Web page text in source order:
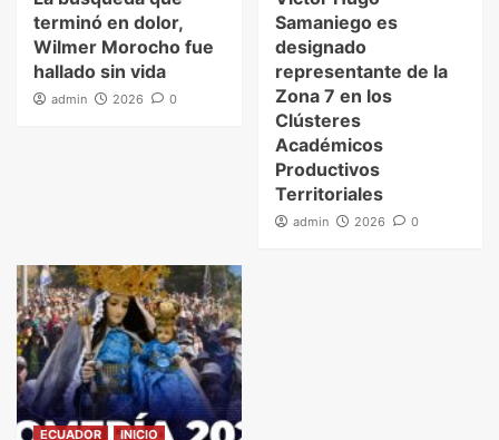
terminó en dolor,
Wilmer Morocho fue
hallado sin vida
admin 2026 0
Samaniego es
designado
representante de la
Zona 7 en los
Clústeres
Académicos
Productivos
Territoriales
admin 2026 0
ECUADOR
INICIO